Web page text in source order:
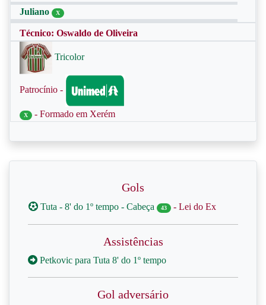
Juliano
X
Técnico: Oswaldo de Oliveira
Tricolor
Patrocínio -
X - Formado em Xerém
Gols
Tuta - 8' do 1º tempo - Cabeça 43 - Lei do Ex
Assistências
Petkovic para Tuta 8' do 1º tempo
Gol adversário